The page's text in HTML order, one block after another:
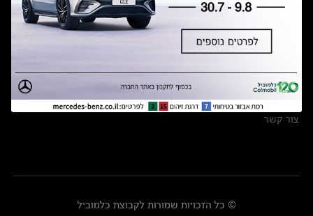
מצאו אותנו
אולמות תצוגה
מרכזי שירות
צור קשר
© כל הזכויות שמורות לקבוצת כלמוביל